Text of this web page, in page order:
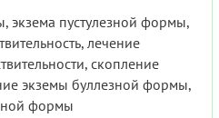
экзема пустулезной формы,
лечение
скопление
экземы буллезной формы,
формы